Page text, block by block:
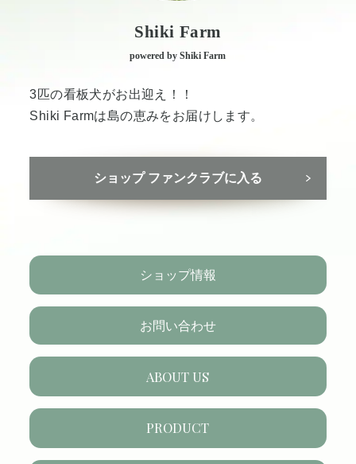
Shiki Farm
powered by Shiki Farm
3匹の看板犬がお出迎え！！
Shiki Farmは島の恵みをお届けします。
ショップ ファンクラブに入る
ショップ情報
お問い合わせ
ABOUT US
PRODUCT